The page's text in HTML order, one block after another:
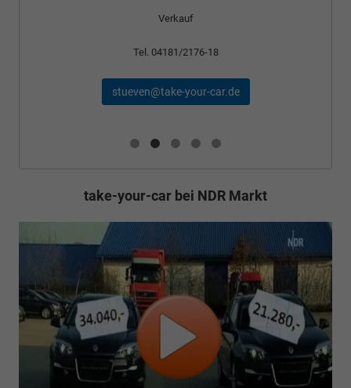
Verkauf
Tel. 04181/2176-18
stueven@take-your-car.de
take-your-car bei NDR Markt